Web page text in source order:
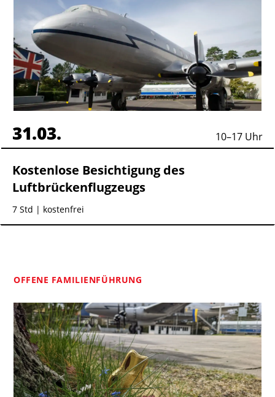
31.03. 10–17 Uhr
Kostenlose Besichtigung des
Luftbrückenflugzeugs
7 Std | kostenfrei
OFFENE FAMILIENFÜHRUNG